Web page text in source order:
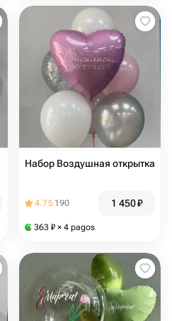
Набор Воздушная открытка
4.75 190 1 450₽
363 ₽ × 4 pagos